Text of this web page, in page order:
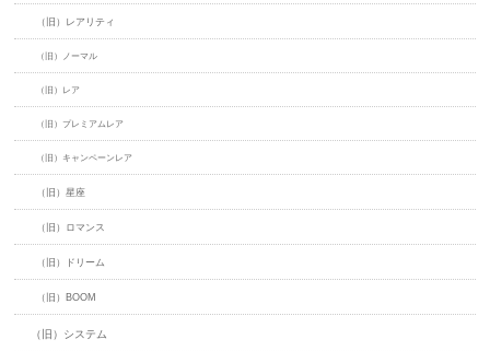
（旧）レアリティ
（旧）ノーマル
（旧）レア
（旧）プレミアムレア
（旧）キャンペーンレア
（旧）星座
（旧）ロマンス
（旧）ドリーム
（旧）BOOM
（旧）システム